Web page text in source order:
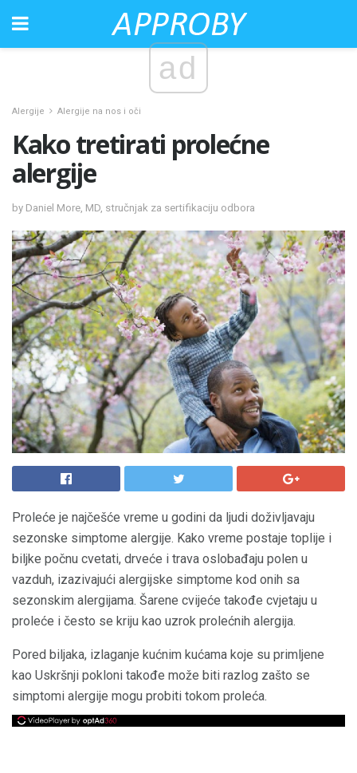
ad
Alergije Alergije na nos i oči
Kako tretirati prolećne
alergije
by Daniel More, MD, stručnjak za sertifikaciju odbora
Proleće je najčešće vreme u godini da ljudi doživljavaju
sezonske simptome alergije. Kako vreme postaje toplije i
biljke počnu cvetati, drveće i trava oslobađaju polen u
vazduh, izazivajući alergijske simptome kod onih sa
sezonskim alergijama. Šarene cvijeće takođe cvjetaju u
proleće i često se kriju kao uzrok prolećnih alergija.
Pored biljaka, izlaganje kućnim kućama koje su primljene
kao Uskršnji pokloni takođe može biti razlog zašto se
simptomi alergije mogu probiti tokom proleća.